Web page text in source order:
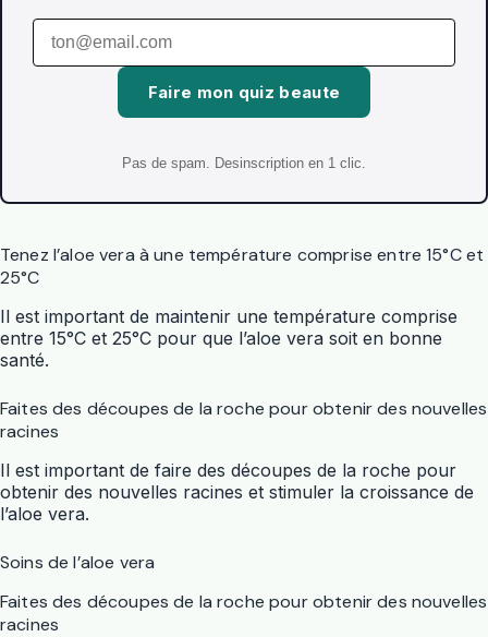
Faire mon quiz beaute
Pas de spam. Desinscription en 1 clic.
Tenez l’aloe vera à une température comprise entre 15°C et
25°C
Il est important de maintenir une température comprise
entre 15°C et 25°C pour que l’aloe vera soit en bonne
santé.
Faites des découpes de la roche pour obtenir des nouvelles
racines
Il est important de faire des découpes de la roche pour
obtenir des nouvelles racines et stimuler la croissance de
l’aloe vera.
Soins de l’aloe vera
Faites des découpes de la roche pour obtenir des nouvelles
racines